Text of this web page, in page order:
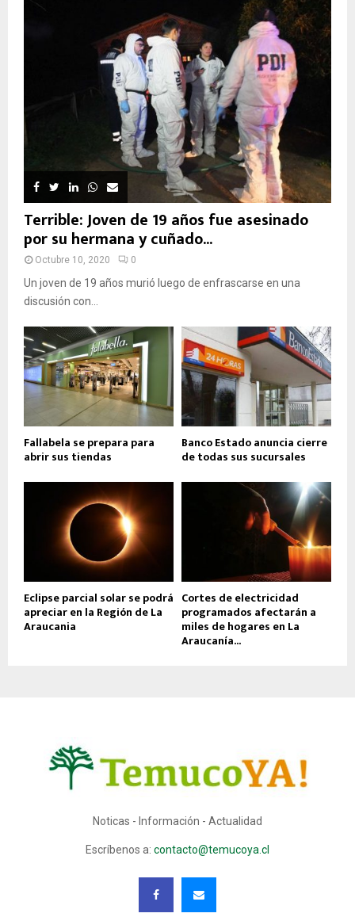
Terrible: Joven de 19 años fue asesinado
por su hermana y cuñado...
Octubre 10, 2020 0
Un joven de 19 años murió luego de enfrascarse en una
discusión con...
Fallabela se prepara para
abrir sus tiendas
Banco Estado anuncia cierre
de todas sus sucursales
Eclipse parcial solar se podrá
apreciar en la Región de La
Araucania
Cortes de electricidad
programados afectarán a
miles de hogares en La
Araucanía...
Noticas - Información - Actualidad
Escríbenos a: contacto@temucoya.cl